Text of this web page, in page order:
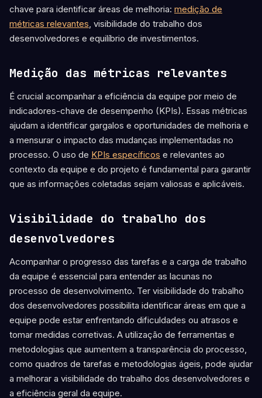
chave para identificar áreas de melhoria: medição de
métricas relevantes, visibilidade do trabalho dos
desenvolvedores e equilíbrio de investimentos.
Medição das métricas relevantes
É crucial acompanhar a eficiência da equipe por meio de
indicadores-chave de desempenho (KPIs). Essas métricas
ajudam a identificar gargalos e oportunidades de melhoria e
a mensurar o impacto das mudanças implementadas no
processo. O uso de KPIs específicos e relevantes ao
contexto da equipe e do projeto é fundamental para garantir
que as informações coletadas sejam valiosas e aplicáveis.
Visibilidade do trabalho dos
desenvolvedores
Acompanhar o progresso das tarefas e a carga de trabalho
da equipe é essencial para entender as lacunas no
processo de desenvolvimento. Ter visibilidade do trabalho
dos desenvolvedores possibilita identificar áreas em que a
equipe pode estar enfrentando dificuldades ou atrasos e
tomar medidas corretivas. A utilização de ferramentas e
metodologias que aumentem a transparência do processo,
como quadros de tarefas e metodologias ágeis, pode ajudar
a melhorar a visibilidade do trabalho dos desenvolvedores e
a eficiência geral da equipe.